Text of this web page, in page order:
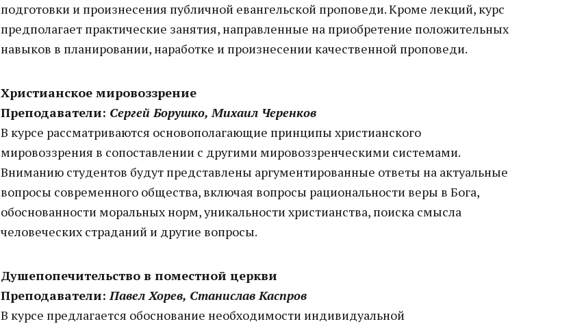
подготовки и произнесения публичной евангельской проповеди. Кроме лекций, курс
предполагает практические занятия, направленные на приобретение положительных
навыков в планировании, наработке и произнесении качественной проповеди.
Христианское мировоззрение
Преподаватели: Сергей Борушко, Михаил Черенков
В курсе рассматриваются основополагающие принципы христианского
мировоззрения в сопоставлении с другими мировоззренческими системами.
Вниманию студентов будут представлены аргументированные ответы на актуальные
вопросы современного общества, включая вопросы рациональности веры в Бога,
обоснованности моральных норм, уникальности христианства, поиска смысла
человеческих страданий и другие вопросы.
Душепопечительство в поместной церкви
Преподаватели:Павел Хорев, Станислав Каспров
В курсе предлагается обоснование необходимости индивидуальной